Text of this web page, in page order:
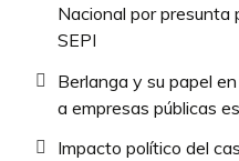
Nacional por presunta
SEPI
Berlanga y su papel
a empresas públicas
Impacto político del